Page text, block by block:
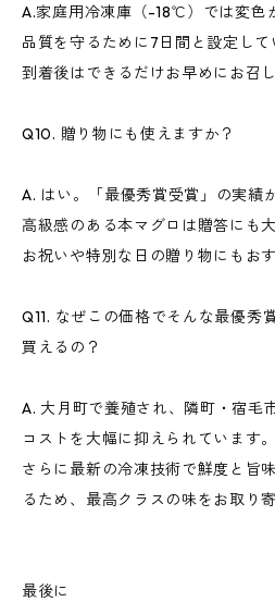
A.家庭用冷凍庫（-18℃）では変色
品質を守るために7日間と設定して
到着後はできるだけお早めにお召
Q10. 贈り物にも使えますか？
A. はい。「最優秀賞受賞」の実績
高級感のある本マグロは贈答にも
お祝いや特別な日の贈り物にもお
Q11. なぜこの価格でそんな最優秀
買えるの？
A. 大月町で養殖され、隣町・宿毛
コストを大幅に抑えられています。
さらに最新の冷凍技術で鮮度と旨
るため、最高クラスの味をお取り
最後に